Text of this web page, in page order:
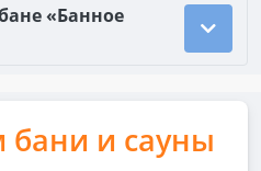
«Банное
бани и сауны